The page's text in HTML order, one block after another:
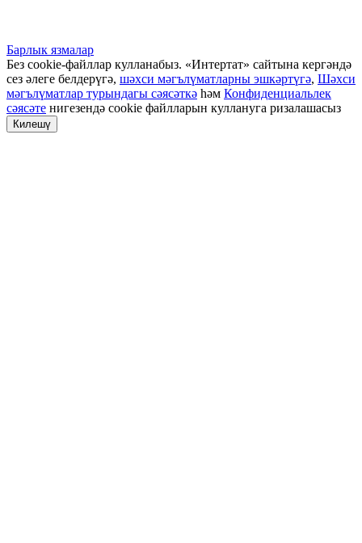
Барлык язмалар
Без cookie-файллар кулланабыз. «Интертат» сайтына кергәндә
сез әлеге белдерүгә, шәхси мәгълүматларны эшкәртүгә, Шәхси
мәгълүматлар турындагы сәясәткә һәм Конфиденциальлек
сәясәте нигезендә cookie файлларын куллануга ризалашасыз
Килешү